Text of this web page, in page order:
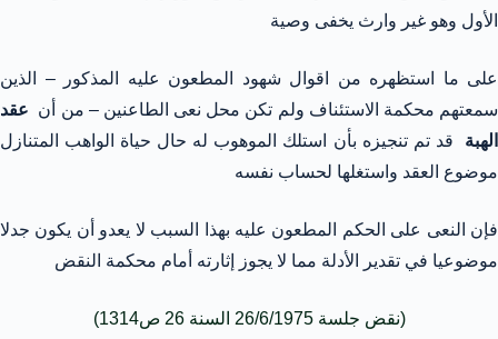
الأول وهو غير وارث يخفى وصية
على ما استظهره من اقوال شهود المطعون عليه المذكور – الذين
سمعتهم محكمة الاستئناف ولم تكن محل نعى الطاعنين – من أن عقد
الهبة
قد تم تنجيزه بأن استلك الموهوب له حال حياة الواهب المتنازل
موضوع العقد واستغلها لحساب نفسه
فإن النعى على الحكم المطعون عليه بهذا السبب لا يعدو أن يكون جدلا
موضوعيا في تقدير الأدلة مما لا يجوز إثارته أمام محكمة النقض
(نقض جلسة 26/6/1975 السنة 26 ص1314)